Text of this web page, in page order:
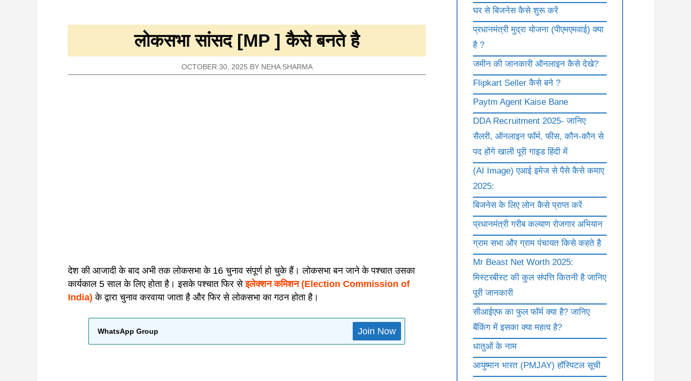
लोकसभा सांसद [MP ] कैसे बनते है
OCTOBER 30, 2025 BY NEHA SHARMA
देश की आजादी के बाद अभी तक लोकसभा के 16 चुनाव संपूर्ण हो चुके हैं। लोकसभा बन जाने के पश्चात उसका
कार्यकाल 5 साल के लिए होता है। इसके पश्चात फिर से इलेक्शन कमिशन (Election Commission of
India) के द्वारा चुनाव करवाया जाता है और फिर से लोकसभा का गठन होता है।
WhatsApp Group Join Now
घर से बिजनेस कैसे शुरू करें
प्रधानमंत्री मुद्रा योजना (पीएमएमवाई) क्या
है ?
जमीन की जानकारी ऑनलाइन कैसे देखे?
Flipkart Seller कैसे बने ?
Paytm Agent Kaise Bane
DDA Recruitment 2025- जानिए
सैलरी, ऑनलाइन फॉर्म, फीस, कौन-कौन से
पद होंगे खाली पूरी गाइड हिंदी में
(AI Image) एआई इमेज से पैसे कैसे कमाए
2025:
बिजनेस के लिए लोन कैसे प्राप्त करें
प्रधानमंत्री गरीब कल्याण रोजगार अभियान
ग्राम सभा और ग्राम पंचायत किसे कहते है
Mr Beast Net Worth 2025:
मिस्टरबीस्ट की कुल संपत्ति कितनी है जानिए
पूरी जानकारी
सीआईएफ का फुल फॉर्म क्या है? जानिए
बैंकिंग में इसका क्या महत्व है?
धातुओं के नाम
आयुष्मान भारत (PMJAY) हॉस्पिटल सूची